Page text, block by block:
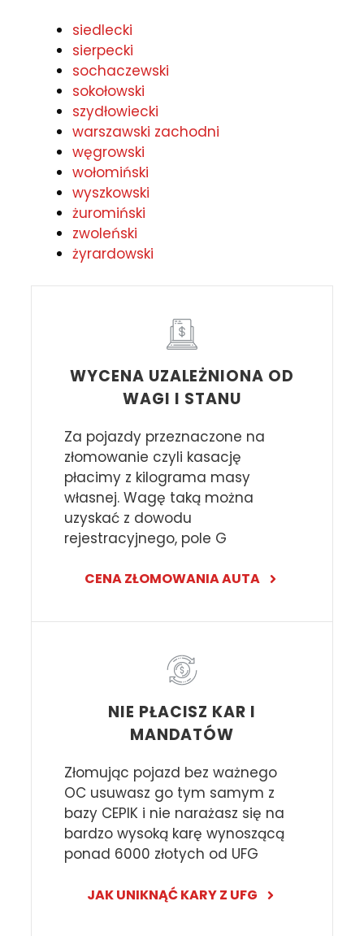
siedlecki
sierpecki
sochaczewski
sokołowski
szydłowiecki
warszawski zachodni
węgrowski
wołomiński
wyszkowski
żuromiński
zwoleński
żyrardowski
WYCENA UZALEŻNIONA OD
WAGI I STANU
Za pojazdy przeznaczone na
złomowanie czyli kasację
płacimy z kilograma masy
własnej. Wagę taką można
uzyskać z dowodu
rejestracyjnego, pole G
CENA ZŁOMOWANIA AUTA
NIE PŁACISZ KAR I
MANDATÓW
Złomując pojazd bez ważnego
OC usuwasz go tym samym z
bazy CEPIK i nie narażasz się na
bardzo wysoką karę wynoszącą
ponad 6000 złotych od UFG
JAK UNIKNĄĆ KARY Z UFG